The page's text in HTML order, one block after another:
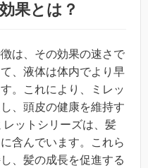
果とは？
は、その効果の速さで
、液体は体内でより早
。これにより、ミレッ
、頭皮の健康を維持す
ットシリーズは、髪
含んでいます。これら
、髪の成長を促進する